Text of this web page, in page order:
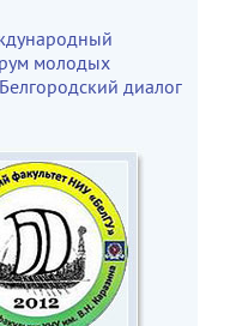
молодых
диалог